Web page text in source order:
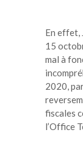
En effet,
15
mal à
2020,
fiscales
l’Office